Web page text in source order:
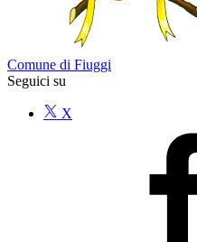
Comune di Fiuggi
Seguici su
X